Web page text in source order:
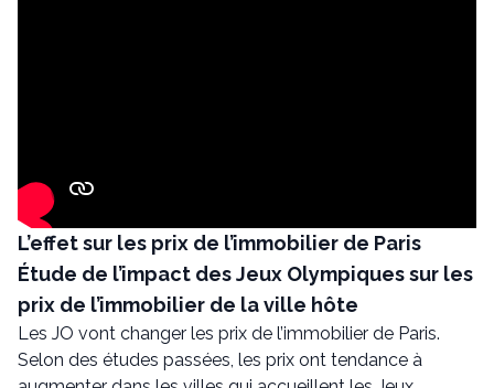
L’effet sur les prix de l’immobilier de Paris
Étude de l’impact des Jeux Olympiques sur les
prix de l’immobilier de la ville hôte
Les JO vont changer les prix de l’immobilier de Paris.
Selon des études passées, les prix ont tendance à